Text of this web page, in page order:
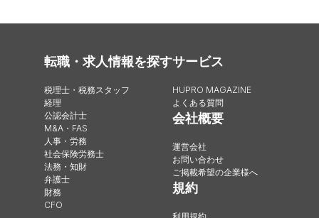
転職・求人情報を探す
税理士・税務スタッフ
経理
公認会計士
M&A・FAS
人事・労務
社会保険労務士
法務・知財
弁護士
財務
CFO
サービス
HUPRO MAGAZINE
よくある質問
会社概要
運営会社
お問い合わせ
ご掲載希望の企業様へ
規約